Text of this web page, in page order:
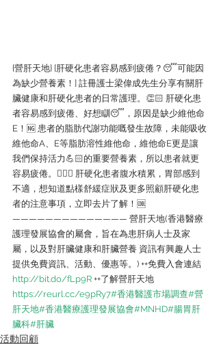
{營肝天地} [肝硬化患者容易感到疲倦？😴可能因
為缺少營養素！] 註冊護士梁偉成先生分享有關肝
臟健康和肝硬化患者的日常護理。👏🏻 肝硬化患
者容易感到疲倦、好想瞓😴，原因是缺少維他命
E！🆖 患者的脂肪代謝功能嘅發生故障，未能吸收
維他命A、E等脂肪溶性維他命，維他命E更是讓
我們保持活力💪🏻的重要營養素，所以患者就更
容易疲倦。🏃🏻‍♂️ 肝硬化患者腹水積累，胃部感到
不適，想知道點樣舒緩症狀及更多照顧肝硬化患
者的注意事項，立即去片了解！🆒
—————————————— 營肝天地(香港醫療
護理發展協會的屬會，旨在為患肝病人士及家
屬，以及對肝臟健康和肝臟營養 資訊有興趣人士
提供免費資訊、活動、優惠等。) ++免費入會連結
http://bit.do/fLp9R ++了解營肝天地
https://reurl.cc/e9pRy7#香港醫護市場調查#營
肝天地#香港醫療護理發展協會#MNHD#腸胃肝
臟科#肝臟
活動回顧